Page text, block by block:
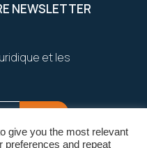
NEWSLETTER
et les
give you the most relevant
preferences and repeat